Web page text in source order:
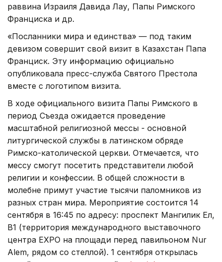
раввина Израиля Давида Лау, Папы Римского
Франциска и др.
«Посланники мира и единства» — под таким
девизом совершит свой визит в Казахстан Папа
Франциск. Эту информацию официально
опубликовала пресс-служба Святого Престола
вместе с логотипом визита.
В ходе официального визита Папы Римского в
период Съезда ожидается проведение
масштабной религиозной мессы - основной
литургической службы в латинском обряде
Римско-католической церкви. Отмечается, что
мессу смогут посетить представители любой
религии и конфессии. В общей сложности в
молебне примут участие тысячи паломников из
разных стран мира. Мероприятие состоится 14
сентября в 16:45 по адресу: проспект Мангилик Ел,
B1 (территория международного выставочного
центра EXPO на площади перед павильоном Nur
Alem, рядом со стеллой). 1 сентября открылась